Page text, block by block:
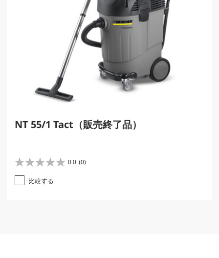
NT 55/1 Tact（販売終了品）
0.0 (0)
星
0
.
比較する